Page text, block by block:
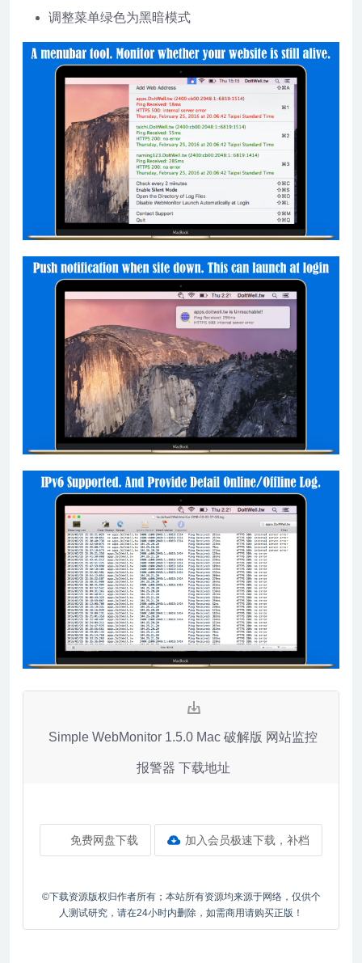
调整菜单绿色为黑暗模式
Simple WebMonitor 1.5.0 Mac 破解版 网站监控
报警器 下载地址
免费网盘下载 加入会员极速下载，补档
©下载资源版权归作者所有；本站所有资源均来源于网络，仅供个
人测试研究，请在24小时内删除，如需商用请购买正版！